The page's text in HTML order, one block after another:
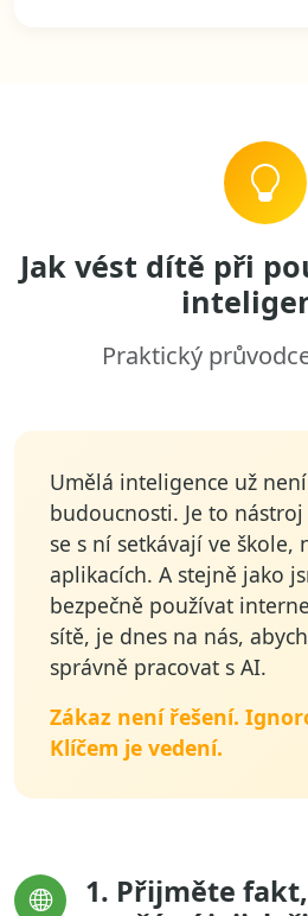
Jak vést dítě při
Praktický
Umělá inteligence už
budoucnosti. Je to
se s ní setkávají ve škole,
aplikacích. A stejně jako
bezpečně používat
sítě, je dnes na nás,
správně pracovat s AI.
Zákaz není řešení.
Klíčem je vedení.
1. Přijměte